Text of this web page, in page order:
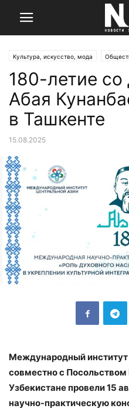
Культура, искусство, мода
180-летие
Абая
в Ташкенте
15.08.2025
Международный
совместно с Посольством
Узбекистане провели 15
научно-практическую